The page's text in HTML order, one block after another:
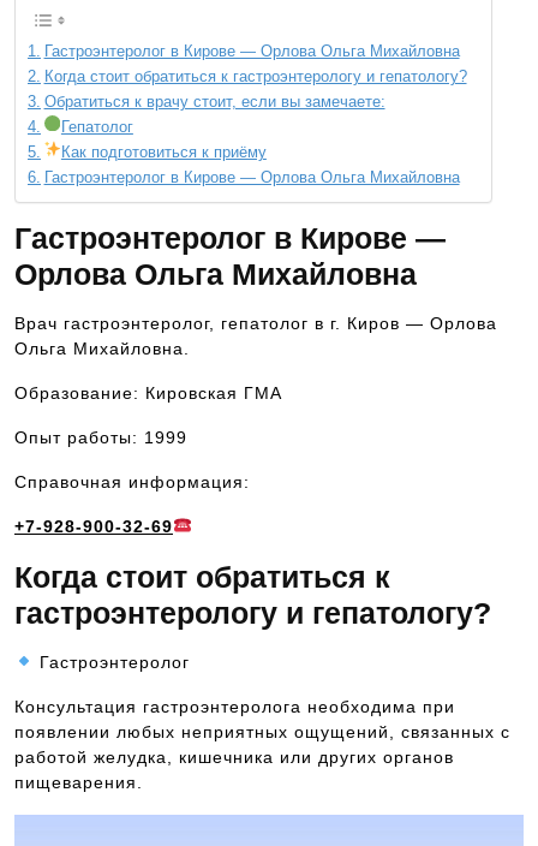
Гастроэнтеролог в Кирове — Орлова Ольга Михайловна
Когда стоит обратиться к гастроэнтерологу и гепатологу?
Обратиться к врачу стоит, если вы замечаете:
Гепатолог
Как подготовиться к приёму
Гастроэнтеролог в Кирове — Орлова Ольга Михайловна
Гастроэнтеролог в Кирове —
Орлова Ольга Михайловна
Врач гастроэнтеролог, гепатолог в г. Киров — Орлова
Ольга Михайловна.
Образование: Кировская ГМА
Опыт работы: 1999
Справочная информация:
+7-928-900-32-69
Когда стоит обратиться к
гастроэнтерологу и гепатологу?
Гастроэнтеролог
Консультация гастроэнтеролога необходима при
появлении любых неприятных ощущений, связанных с
работой желудка, кишечника или других органов
пищеварения.